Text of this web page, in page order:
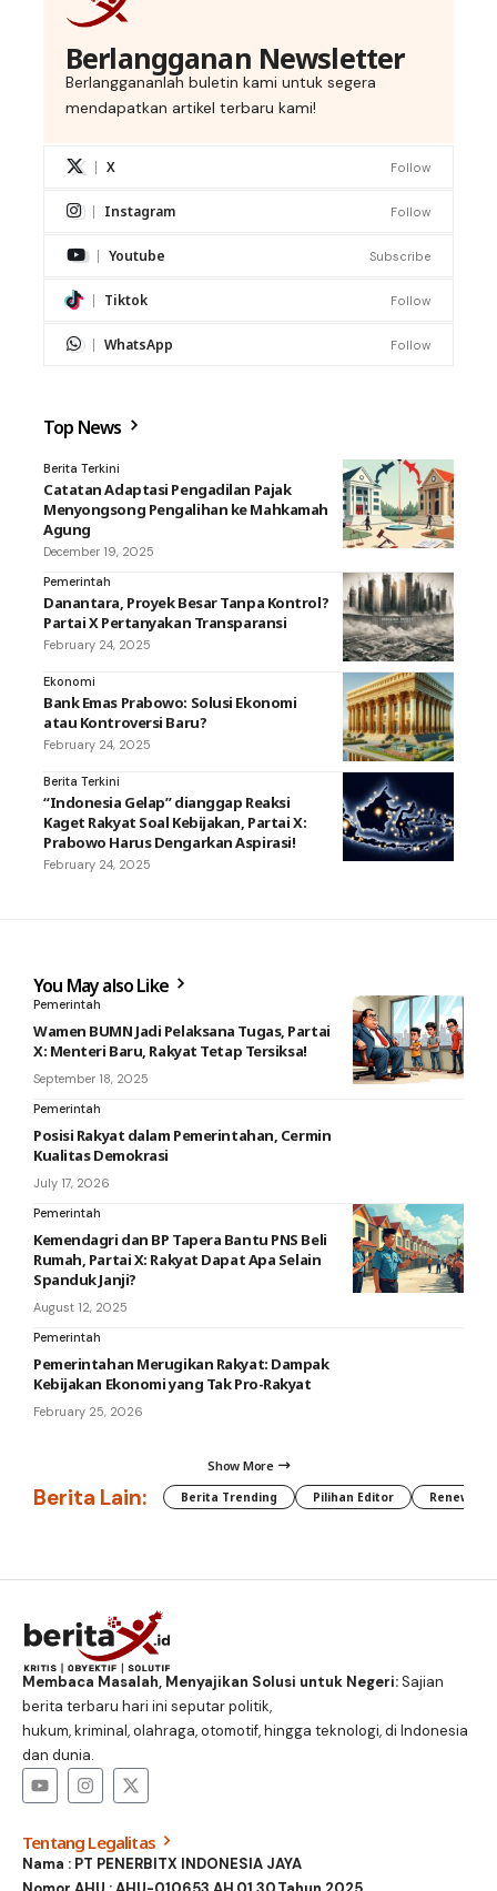
Berlangganan Newsletter
Berlanggananlah buletin kami untuk segera
mendapatkan artikel terbaru kami!
X Follow
Instagram Follow
Youtube Subscribe
Tiktok Follow
WhatsApp Follow
Top News
Berita Terkini
Catatan Adaptasi Pengadilan Pajak
Menyongsong Pengalihan ke Mahkamah
Agung
December 19, 2025
Pemerintah
Danantara, Proyek Besar Tanpa Kontrol?
Partai X Pertanyakan Transparansi
February 24, 2025
Ekonomi
Bank Emas Prabowo: Solusi Ekonomi
atau Kontroversi Baru?
February 24, 2025
Berita Terkini
“Indonesia Gelap” dianggap Reaksi
Kaget Rakyat Soal Kebijakan, Partai X:
Prabowo Harus Dengarkan Aspirasi!
February 24, 2025
You May also Like
Pemerintah
Wamen BUMN Jadi Pelaksana Tugas, Partai
X: Menteri Baru, Rakyat Tetap Tersiksa!
September 18, 2025
Pemerintah
Posisi Rakyat dalam Pemerintahan, Cermin
Kualitas Demokrasi
July 17, 2026
Pemerintah
Kemendagri dan BP Tapera Bantu PNS Beli
Rumah, Partai X: Rakyat Dapat Apa Selain
Spanduk Janji?
August 12, 2025
Pemerintah
Pemerintahan Merugikan Rakyat: Dampak
Kebijakan Ekonomi yang Tak Pro-Rakyat
February 25, 2026
Show More
Berita Lain: Berita Trending Pilihan Editor
Membaca Masalah, Menyajikan Solusi untuk Negeri:Sajian
berita terbaru hari ini seputar politik,
hukum, kriminal, olahraga, otomotif, hingga teknologi, di Indonesia
dan dunia.
Tentang Legalitas
Nama : PT PENERBITX INDONESIA JAYA